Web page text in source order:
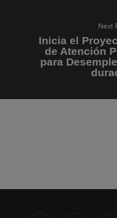
Next
Inicia el
de Atención
para